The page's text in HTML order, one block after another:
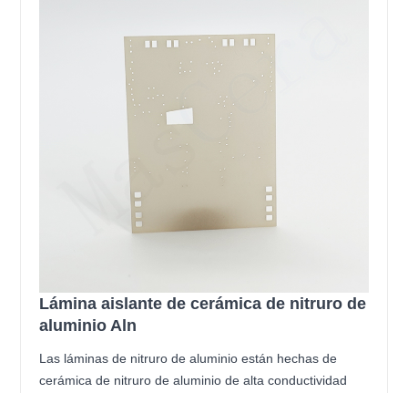
Lámina aislante de cerámica de nitruro de
aluminio Aln
Las láminas de nitruro de aluminio están hechas de
cerámica de nitruro de aluminio de alta conductividad